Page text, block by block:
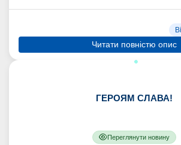
Читати повністю опис
ГЕРОЯМ СЛАВА!
Переглянути новину